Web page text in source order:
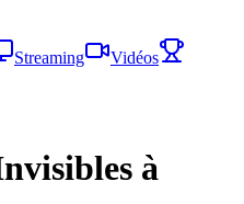
Streaming
Vidéos
à